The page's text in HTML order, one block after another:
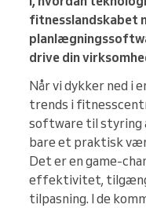
fitnesslandskabet
drive din
Når vi dykker ned i
trends i
software til styring
bare et praktisk
Det er en game-
effektivitet,
tilpasning. I de